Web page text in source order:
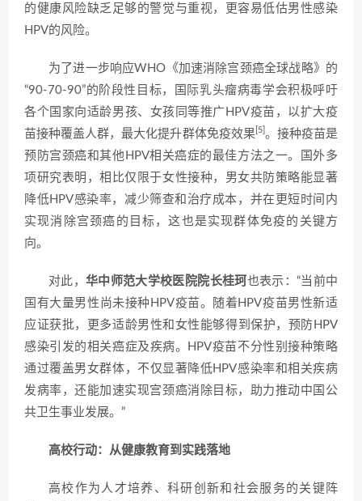
的健康风险缺乏足够的警觉与重视，更容易低估男性感染
HPV的风险。
为了进一步响应WHO《加速消除宫颈癌全球战略》的
“90-70-90”的阶段性目标，国际乳头瘤病毒学会积极呼吁
各个国家向适龄男孩、女孩同等推广HPV疫苗，以扩大疫
苗接种覆盖人群，最大化提升群体免疫效果 [5] 。接种疫苗是
预防宫颈癌和其他HPV相关癌症的最佳方法之一。国外多
项研究表明，相比仅限于女性接种，男女共防策略能显著
降低HPV感染率，减少筛查和治疗成本，并在更短时间内
实现消除宫颈癌的目标，这也是实现群体免疫的关键方
向。
对此，华中师范大学校医院院长桂珂 也表示：“当前中
国有大量男性尚未接种HPV疫苗。随着HPV疫苗男性新适
应证获批，更多适龄男性和女性能够得到保护，预防HPV
感染引发的相关癌症及疾病。HPV疫苗不分性别接种策略
通过覆盖男女群体，不仅显著降低HPV感染率和相关疾病
发病率，还能加速实现宫颈癌消除目标，助力推动中国公
共卫生事业发展。”
高校行动：从健康教育到实践落地
高校作为人才培养、科研创新和社会服务的关键阵